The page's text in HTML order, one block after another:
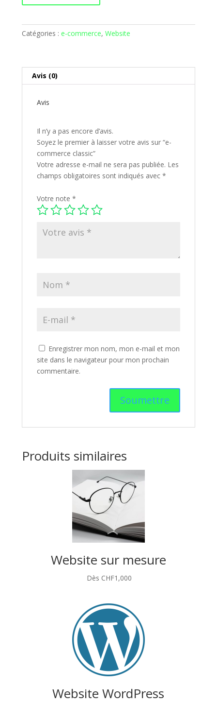
e-
classic
Catégories : e-commerce, Website
Avis (0)
Avis
Il n’y a pas encore d’avis.
Soyez le premier à laisser votre avis sur “e-
commerce classic”
Votre adresse e-mail ne sera pas publiée. Les
champs obligatoires sont indiqués avec *
Votre note *
Enregistrer mon nom, mon e-mail et mon
site dans le navigateur pour mon prochain
commentaire.
Produits similaires
Website sur mesure
CHF1,000
Website WordPress